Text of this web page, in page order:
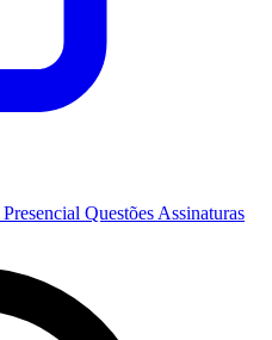
Presencial Questões Assinaturas